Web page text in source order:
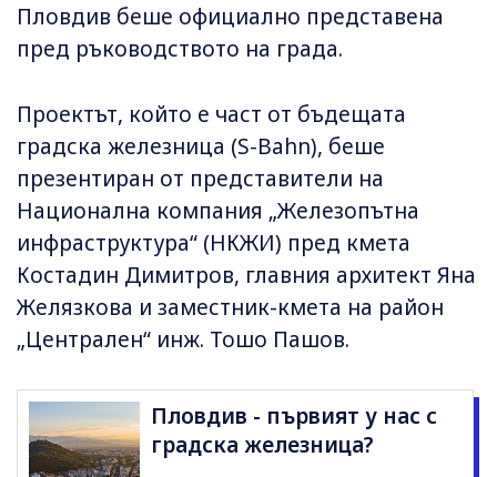
Пловдив беше официално представена
пред ръководството на града.
Проектът, който е част от бъдещата
градска железница (S-Bahn), беше
презентиран от представители на
Национална компания „Железопътна
инфраструктура“ (НКЖИ) пред кмета
Костадин Димитров, главния архитект Яна
Желязкова и заместник-кмета на район
„Централен“ инж. Тошо Пашов.
Пловдив - първият у нас с
градска железница?